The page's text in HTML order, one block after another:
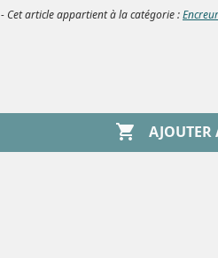
- Cet article appartient à la catégorie :
 AJOUTER